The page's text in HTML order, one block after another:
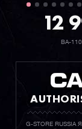
12
BA-
G-STORE